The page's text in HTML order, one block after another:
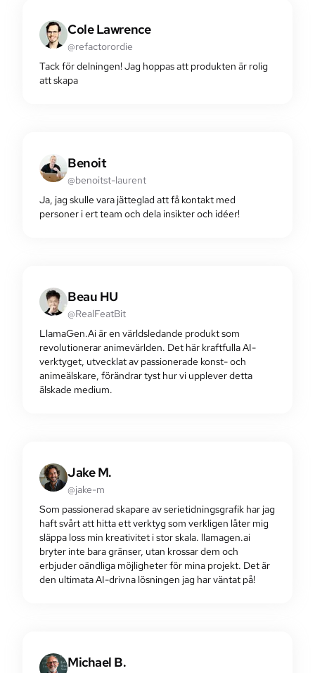
Cole Lawrence
@refactorordie
Tack för delningen! Jag hoppas att produkten är rolig
att skapa
Benoit
@benoitst-laurent
Ja, jag skulle vara jätteglad att få kontakt med
personer i ert team och dela insikter och idéer!
Beau HU
@RealFeatBit
LlamaGen.Ai är en världsledande produkt som
revolutionerar animevärlden. Det här kraftfulla AI-
verktyget, utvecklat av passionerade konst- och
animeälskare, förändrar tyst hur vi upplever detta
älskade medium.
Jake M.
@jake-m
Som passionerad skapare av serietidningsgrafik har jag
haft svårt att hitta ett verktyg som verkligen låter mig
släppa loss min kreativitet i stor skala. llamagen.ai
bryter inte bara gränser, utan krossar dem och
erbjuder oändliga möjligheter för mina projekt. Det är
den ultimata AI-drivna lösningen jag har väntat på!
Michael B.